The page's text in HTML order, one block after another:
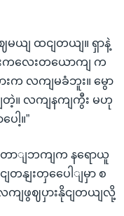
မယျ ထငျတယျ။ ရှာနဲ့
းကလေးတယောကျ က
ားက လကျမခံဘူး။ မွော
တဲ့။ လကျနကျကွီး မဟု
ါ့။”
တောျဘကျက နရောယူ
တနျးတှပေေါျမှာ စ
ျဖွဈပှားနိုငျတယျလို့